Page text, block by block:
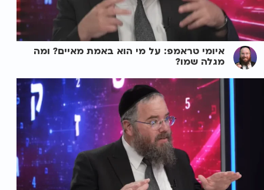
איומי טראמפ: על מי הוא באמת מאיים? ומה
מגלה שמו?